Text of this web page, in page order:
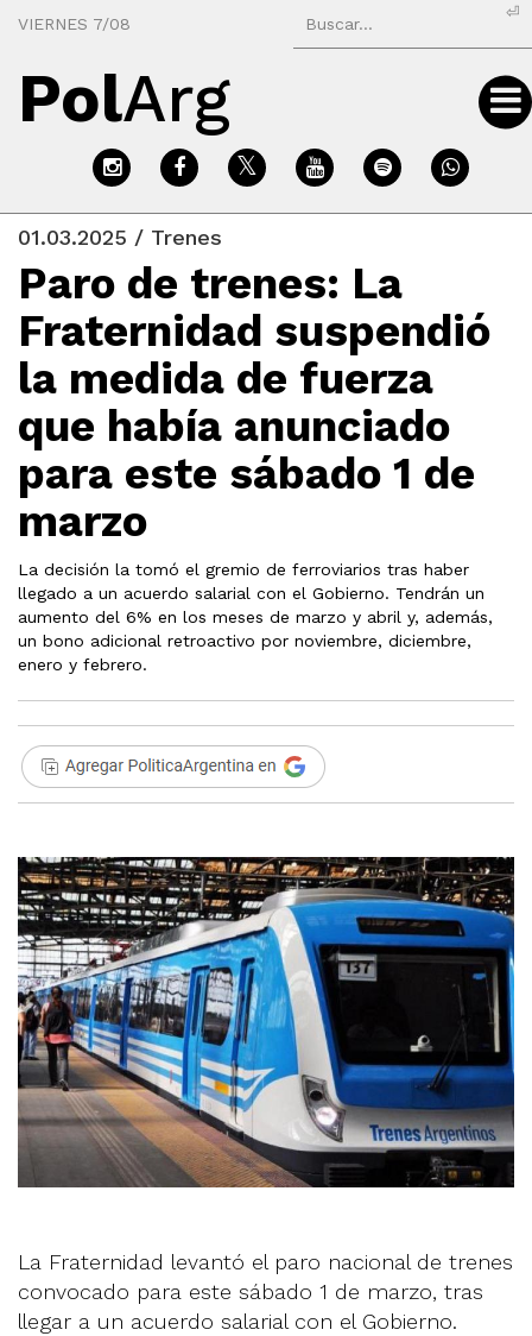
VIERNES 7/08
⏎
PolArg
01.03.2025 / Trenes
Paro de trenes: La
Fraternidad suspendió
la medida de fuerza
que había anunciado
para este sábado 1 de
marzo
La decisión la tomó el gremio de ferroviarios tras haber
llegado a un acuerdo salarial con el Gobierno. Tendrán un
aumento del 6% en los meses de marzo y abril y, además,
un bono adicional retroactivo por noviembre, diciembre,
enero y febrero.
La Fraternidad levantó el paro nacional de trenes
convocado para este sábado 1 de marzo, tras
llegar a un acuerdo salarial con el Gobierno.